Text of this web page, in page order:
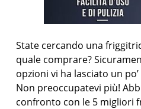
State cercando una
quale comprare?
opzioni vi ha lasciato un
Non preoccupatevi più!
confronto con le 5 migliori